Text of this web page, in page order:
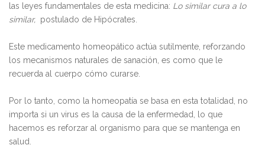
las leyes fundamentales de esta medicina: Lo similar cura a lo
similar, postulado de Hipócrates.
Este medicamento homeopático actúa sutilmente, reforzando
los mecanismos naturales de sanación, es como que le
recuerda al cuerpo cómo curarse.
Por lo tanto, como la homeopatía se basa en esta totalidad, no
importa si un virus es la causa de la enfermedad, lo que
hacemos es reforzar al organismo para que se mantenga en
salud.